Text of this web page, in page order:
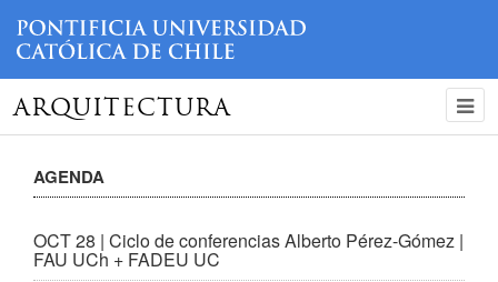
ARQUITECTURA
AGENDA
OCT 28 | Ciclo de conferencias Alberto Pérez-Gómez |
FAU UCh + FADEU UC